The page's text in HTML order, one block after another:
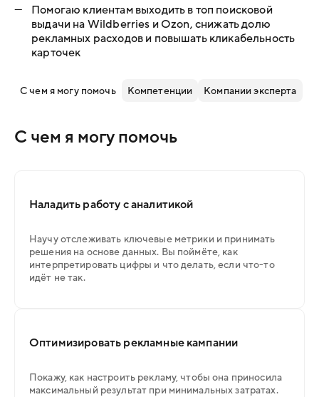
—
Помогаю клиентам выходить в топ поисковой
выдачи на Wildberries и Ozon, снижать долю
рекламных расходов и повышать кликабельность
карточек
С чем я могу помочь Компетенции Компании эксперта
С чем я могу помочь
Наладить работу с аналитикой
Научу отслеживать ключевые метрики и принимать
решения на основе данных. Вы поймёте, как
интерпретировать цифры и что делать, если что-то
идёт не так.
Оптимизировать рекламные кампании
Покажу, как настроить рекламу, чтобы она приносила
максимальный результат при минимальных затратах.